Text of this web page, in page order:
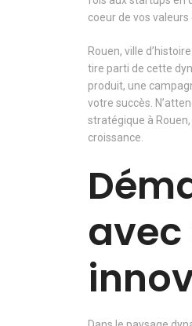
coeur de vos
Rouen, ville
tire parti de cette
produit, une
votre succès.
stratégique à
croissance.